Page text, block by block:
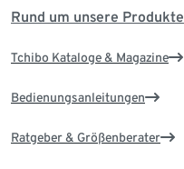
Rund um unsere Produkte
Tchibo Kataloge & Magazine
Bedienungsanleitungen
Ratgeber & Größenberater